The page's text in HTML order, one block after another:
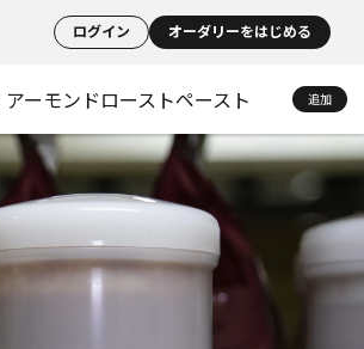
ログイン オーダリーをはじめる
アーモンドローストペースト 追加